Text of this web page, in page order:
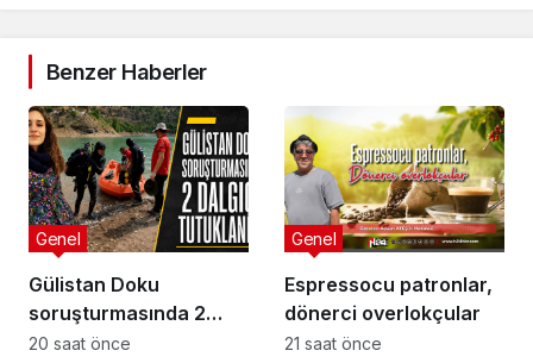
Benzer Haberler
Gülistan Doku
soruşturmasında 2
dalgıç tutuklandı
Genel
20 saat önce
Espressocu patronlar,
dönerci overlokçular
Genel
21 saat önce